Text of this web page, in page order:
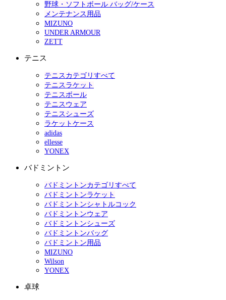
野球・ソフトボール バッグ/ケース
メンテナンス用品
MIZUNO
UNDER ARMOUR
ZETT
テニス
テニスカテゴリすべて
テニスラケット
テニスボール
テニスウェア
テニスシューズ
ラケットケース
adidas
ellesse
YONEX
バドミントン
バドミントンカテゴリすべて
バドミントンラケット
バドミントンシャトルコック
バドミントンウェア
バドミントンシューズ
バドミントンバッグ
バドミントン用品
MIZUNO
Wilson
YONEX
卓球